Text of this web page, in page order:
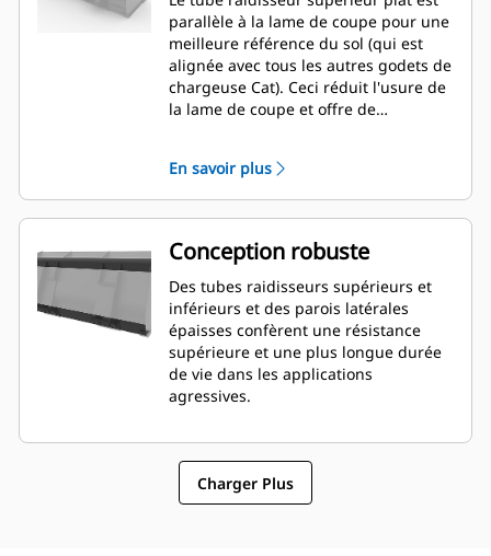
parallèle à la lame de coupe pour une
meilleure référence du sol (qui est
alignée avec tous les autres godets de
chargeuse Cat). Ceci réduit l'usure de
la lame de coupe et offre de
lame peuvent être plus faciles à
évaluer depuis la cabine.
En savoir plus
Conception robuste
Des tubes raidisseurs supérieurs et
inférieurs et des parois latérales
épaisses confèrent une résistance
supérieure et une plus longue durée
de vie dans les applications
agressives.
Charger Plus